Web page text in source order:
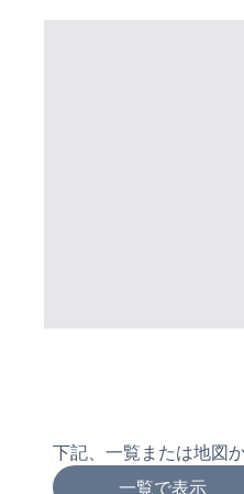
下記、一覧または地図
一覧で表示